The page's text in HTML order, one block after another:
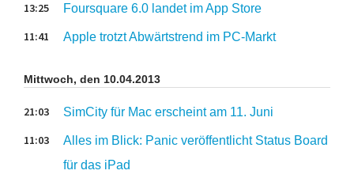
Foursquare 6.0 landet im App Store
13:25
Apple trotzt Abwärtstrend im PC-Markt
11:41
Mittwoch, den 10.04.2013
SimCity für Mac erscheint am 11. Juni
21:03
Alles im Blick: Panic veröffentlicht Status Board
für das iPad
11:03